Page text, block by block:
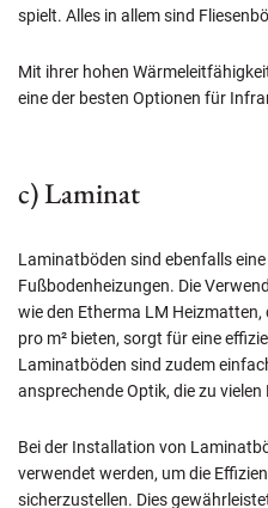
spielt. Alles in allem sind
Mit ihrer hohen
eine der besten Optionen für
c) Laminat
Laminatböden sind ebenfalls
Fußbodenheizungen. Die
wie den Etherma LM
pro m² bieten, sorgt für eine
Laminatböden sind zudem
ansprechende Optik, die zu
Bei der Installation von
verwendet werden, um die
sicherzustellen. Dies